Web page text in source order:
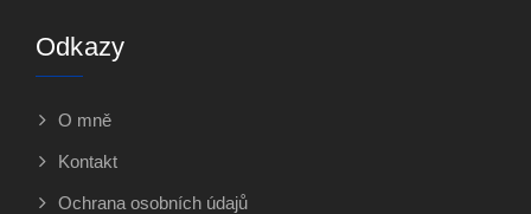
Odkazy
O mně
Kontakt
Ochrana osobních údajů